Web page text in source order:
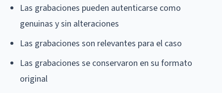
Las grabaciones pueden autenticarse como
genuinas y sin alteraciones
Las grabaciones son relevantes para el caso
Las grabaciones se conservaron en su formato
original